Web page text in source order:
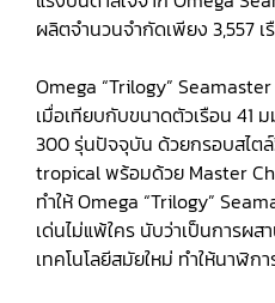
ผลิตจำนวนจำกัดเพียง 3,557 เ
Omega “Trilogy”
เมื่อเทียบกับขนาดตัวเรือน 41
300 รุ่นปัจจุบัน ด้วยกรอบสไต
tropical พร้อมด้วย Master
ทำให้ Omega “Trilogy”
เด่นไม่แพ้ใคร นับว่าเป็นการผส
เทคโนโลยีสมัยใหม่ ทำให้นาฬิก